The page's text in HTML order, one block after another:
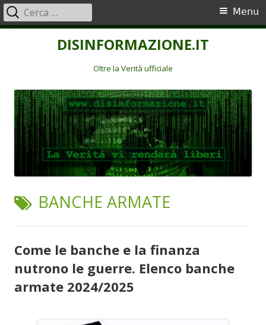
DISINFORMAZIONE.IT
Oltre la Verità ufficiale
Menu
principale
Menu
Ricerca
per:
TAG:
BANCHE ARMATE
Come le banche e la finanza
nutrono le guerre. Elenco banche
armate 2024/2025